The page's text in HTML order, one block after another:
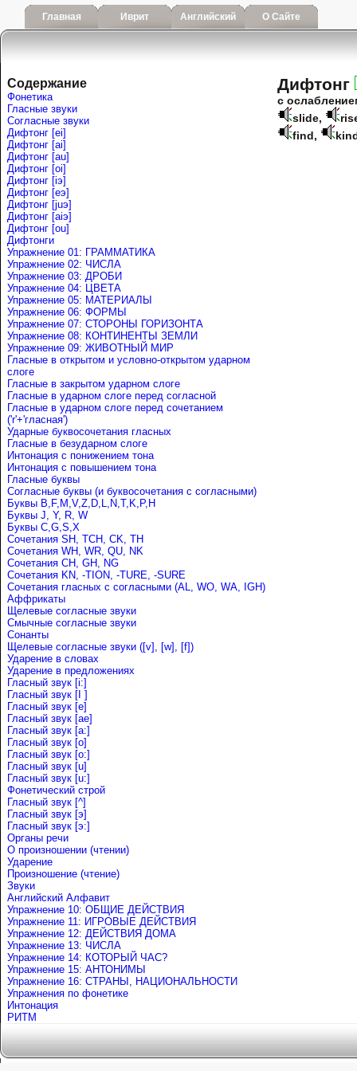
Главная Иврит Английский О Сайте
Содержание
Фонетика
Гласные звуки
Согласные звуки
Дифтонг [ei]
Дифтонг [ai]
Дифтонг [au]
Дифтонг [oi]
Дифтонг [iэ]
Дифтонг [eэ]
Дифтонг [juэ]
Дифтонг [аiэ]
Дифтонг [ou]
Дифтонги
Упражнение 01: ГРАММАТИКА
Упражнение 02: ЧИСЛА
Упражнение 03: ДРОБИ
Упражнение 04: ЦВЕТА
Упражнение 05: МАТЕРИАЛЫ
Упражнение 06: ФОРМЫ
Упражнение 07: СТОРОНЫ ГОРИЗОНТА
Упражнение 08: КОНТИНЕНТЫ ЗЕМЛИ
Упражнение 09: ЖИВОТНЫЙ МИР
Гласные в открытом и условно-открытом ударном
слоге
Гласные в закрытом ударном слоге
Гласные в ударном слоге перед согласной
Гласные в ударном слоге перед сочетанием
('r'+'гласная')
Ударные буквосочетания гласных
Гласные в безударном слоге
Интонация с понижением тона
Интонация с повышением тона
Гласные буквы
Согласные буквы (и буквосочетания с согласными)
Буквы B,F,M,V,Z,D,L,N,T,K,P,H
Буквы J, Y, R, W
Буквы C,G,S,X
Сочетания SH, TCH, CK, TH
Сочетания WH, WR, QU, NK
Сочетания CH, GH, NG
Сочетания KN, -TION, -TURE, -SURE
Сочетания гласных с согласными (AL, WO, WA, IGH)
Аффрикаты
Щелевые согласные звуки
Cмычные согласные звуки
Сонанты
Щелевые согласные звуки ([v], [w], [f])
Ударение в словах
Ударениe в предложениях
Гласный звук [i:]
Гласный звук [I ]
Гласный звук [e]
Гласный звук [ae]
Гласный звук [a:]
Гласный звук [o]
Гласный звук [o:]
Гласный звук [u]
Гласный звук [u:]
Фонетический строй
Гласный звук [^]
Гласный звук [э]
Гласный звук [э:]
Органы речи
О произношении (чтении)
Ударение
Произношение (чтение)
Звуки
Английский Алфавит
Упражнение 10: ОБЩИЕ ДЕЙСТВИЯ
Упражнение 11: ИГРОВЫЕ ДЕЙСТВИЯ
Упражнение 12: ДЕЙСТВИЯ ДОМА
Упражнение 13: ЧИСЛА
Упражнение 14: КОТОРЫЙ ЧАС?
Упражнение 15: АНТОНИМЫ
Упражнение 16: СТРАНЫ, НАЦИОНАЛЬНОСТИ
Упражнения по фонетике
Интонация
РИТМ
Дифтонг
с
slide,
find,